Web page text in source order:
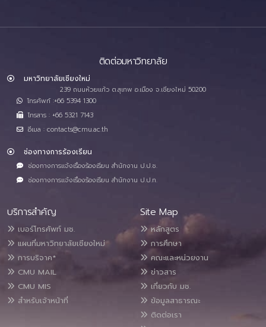
ติดต่อมหาวิทยาลัย
มหาวิทยาลัยเชียงใหม่
239 ถนนห้วยแก้ว ต.สุเทพ อ.เมือง จ.เชียงใหม่ 50200
โทรศัพท์ :+66 5394 1300
โทรสาร : +66 5321 7143
อีเมล : contacts@cmu.ac.th
ช่องทางการร้องเรียน
ช่องทางการแจ้งเรื่องร้องเรียน สำนักงาน ป.ป.ช.
ช่องทางการแจ้งเรื่องร้องเรียน สำนักงาน ป.ป.ท.
บริการสำคัญ
เบอร์โทรศัพท์ มช.
แผนที่มหาวิทยาลัยเชียงใหม่
การบริจาค*
CMU MAIL
CMU MIS
สำหรับเจ้าหน้าที่
Site Map
หลักสูตร
การศึกษา
คณะและหน่วยงาน
ข่าวสาร
เกี่ยวกับ มช.
ข้อมูลสาธารณะ
ติดต่อเรา